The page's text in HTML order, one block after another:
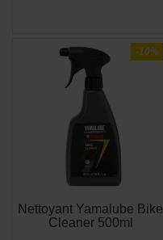
-10%
Nettoyant Yamalube Bike
Cleaner 500ml

APERÇU
RAPIDE